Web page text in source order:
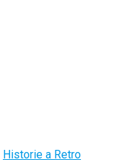
Historie a Retro